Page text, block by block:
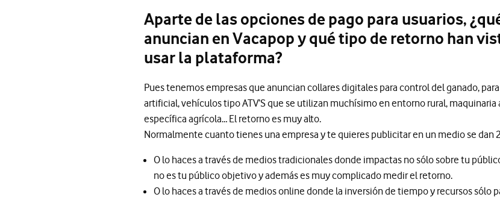
Aparte de las opciones de pago para usuarios,
anuncian en Vacapop y qué tipo de retorno han
usar la plataforma?
Pues tenemos empresas que anuncian collares digitales para control del ganado,
artificial, vehículos tipo ATV’S que se utilizan muchísimo en entorno rural,
específica agrícola… El retorno es muy alto.
Normalmente cuanto tienes una empresa y te quieres publicitar en un medio se dan
O lo haces a través de medios tradicionales donde impactas no sólo sobre tu
no es tu público objetivo y además es muy complicado medir el retorno.
O lo haces a través de medios online donde la inversión de tiempo y recursos sólo